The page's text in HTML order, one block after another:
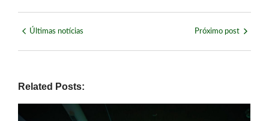
Últimas notícias Próximo post
Related Posts: